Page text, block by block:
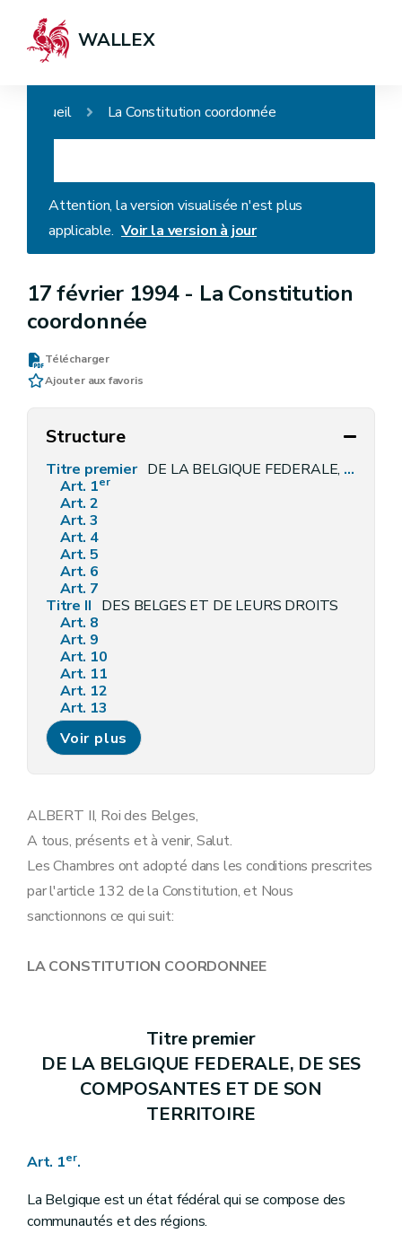
WALLEX
Accueil La Constitution coordonnée
Attention, la version visualisée n'est plus
applicable. Voir la version à jour
17 février 1994 - La Constitution
coordonnée
Télécharger
Ajouter aux favoris
Structure
Titre premier DE LA BELGIQUE FEDERALE, DE SES COMPOSANTES ET DE SON TERRITOIRE
Art. 1er
Art. 2
Art. 3
Art. 4
Art. 5
Art. 6
Art. 7
Titre II DES BELGES ET DE LEURS DROITS
Art. 8
Art. 9
Art. 10
Art. 11
Art. 12
Art. 13
Art. 14
Art. 15
Art. 16
Art. 19
Art. 20
Art. 21
Art. 22
Art. 24
Art. 25
Art. 28
DES POUVOIRS
Art. 33
Art. 34
Art. 35
Art. 38
Art. 39
Art. 41
Chapitre premier DES CHAMBRES FEDERALES
Voir plus
ALBERT II, Roi des Belges,
A tous, présents et à venir, Salut.
Les Chambres ont adopté dans les conditions prescrites
par l'article 132 de la Constitution, et Nous
sanctionnons ce qui suit:
LA CONSTITUTION COORDONNEE
Titre premier
DE LA BELGIQUE FEDERALE, DE SES
COMPOSANTES ET DE SON
TERRITOIRE
Art. 1er.
La Belgique est un état fédéral qui se compose des
communautés et des régions.